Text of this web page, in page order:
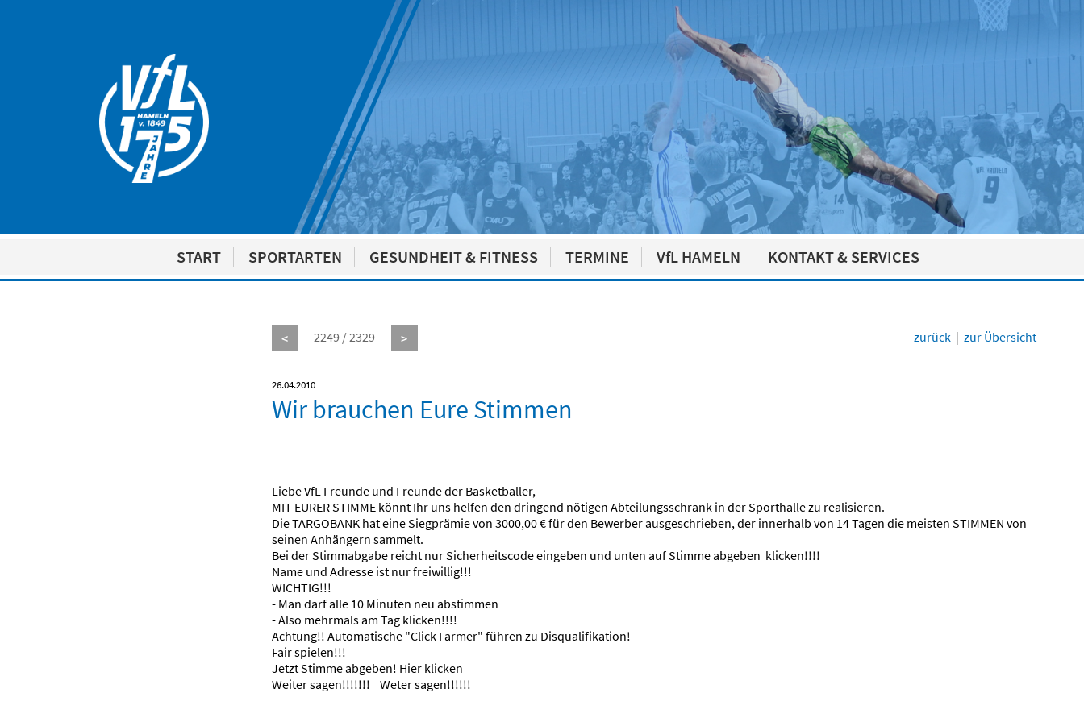
START SPORTARTEN GESUNDHEIT & FITNESS TERMINE VfL HAMELN KONTAKT & SERVICES
< 2249 / 2329 > zurück |zur Übersicht
26.04.2010
Wir brauchen Eure Stimmen
Liebe VfL Freunde und Freunde der Basketballer,
MIT EURER STIMME könnt Ihr uns helfen den dringend nötigen Abteilungsschrank in der Sporthalle zu realisieren.
Die TARGOBANK hat eine Siegprämie von 3000,00 € für den Bewerber ausgeschrieben, der innerhalb von 14 Tagen die meisten STIMMEN von
seinen Anhängern sammelt.
Bei der Stimmabgabe reicht nur Sicherheitscode eingeben und unten auf Stimme abgeben klicken!!!!
Name und Adresse ist nur freiwillig!!!
WICHTIG!!!
- Man darf alle 10 Minuten neu abstimmen
- Also mehrmals am Tag klicken!!!!
Achtung!! Automatische "Click Farmer" führen zu Disqualifikation!
Fair spielen!!!
Jetzt Stimme abgeben! Hier klicken
Weiter sagen!!!!!!! Weter sagen!!!!!!